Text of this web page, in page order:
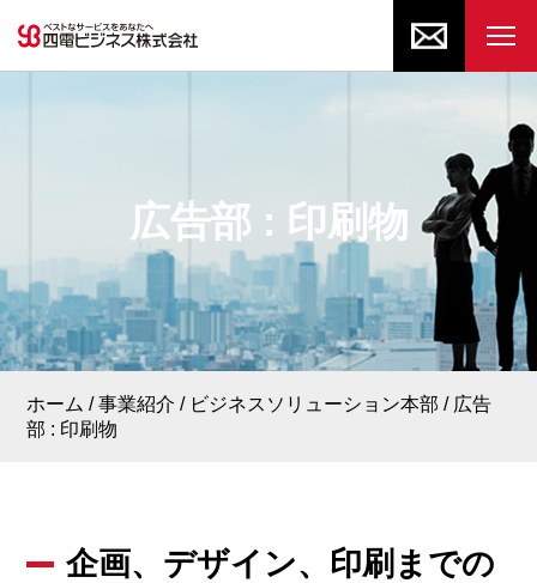
広告部 : 印刷物
ホーム 事業紹介 ビジネスソリューション本部
広告
部 : 印刷物
企画、デザイン、印刷までの